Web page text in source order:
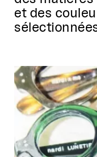
et des